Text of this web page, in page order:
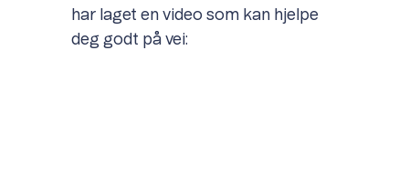
har laget en video som kan hjelpe
deg godt på vei: